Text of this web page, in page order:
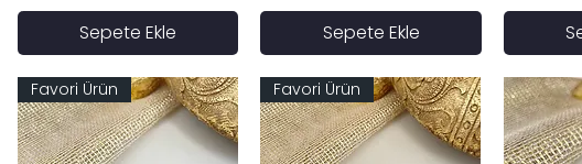
Sepete Ekle Sepete Ekle
Favori Ürün Favori Ürün